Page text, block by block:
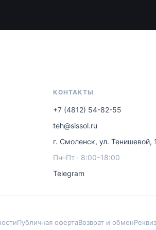
КОНТАКТЫ
+7 (4812) 54-82-55
teh@sissol.ru
г. Смоленск, ул. Тенишевой,
Пн–Пт · 8:00–18:00
Telegram
Публичная офертаВозврат и обмен